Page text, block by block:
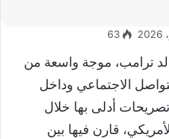
63
ترامب، موجة واسعة من
الاجتماعي وداخل
أدلى بها خلال
، قارن فيها بين